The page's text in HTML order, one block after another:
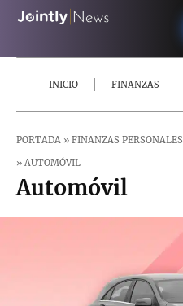
INICIO FINANZAS
PORTADA » FINANZAS PERSONALES
» AUTOMÓVIL
Automóvil